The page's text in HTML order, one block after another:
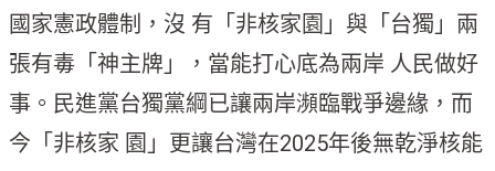
國家憲政體制，沒 有「非核家園」與「台獨」兩
張有毒「神主牌」，當能打心底為兩岸 人民做好
事。民進黨台獨黨綱已讓兩岸瀕臨戰爭邊緣，而
今「非核家 園」更讓台灣在2025年後無乾淨核能